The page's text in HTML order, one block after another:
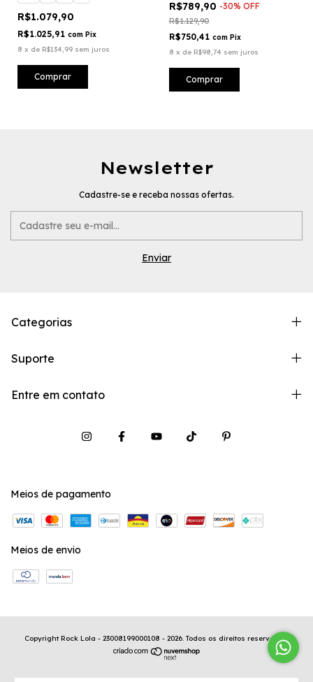
R$1.079,90
R$1.025,91 com Pix
8 x de R$134,99 sem juros
Comprar
R$789,90 -30% OFF
R$1.129,90
R$750,41 com Pix
8 x de R$98,74 sem juros
Comprar
Newsletter
Cadastre-se e receba nossas ofertas.
Categorias
Suporte
Entre em contato
Meios de pagamento
Meios de envio
Copyright Rock Lola - 23008199000108 - 2026. Todos os direitos reservados.